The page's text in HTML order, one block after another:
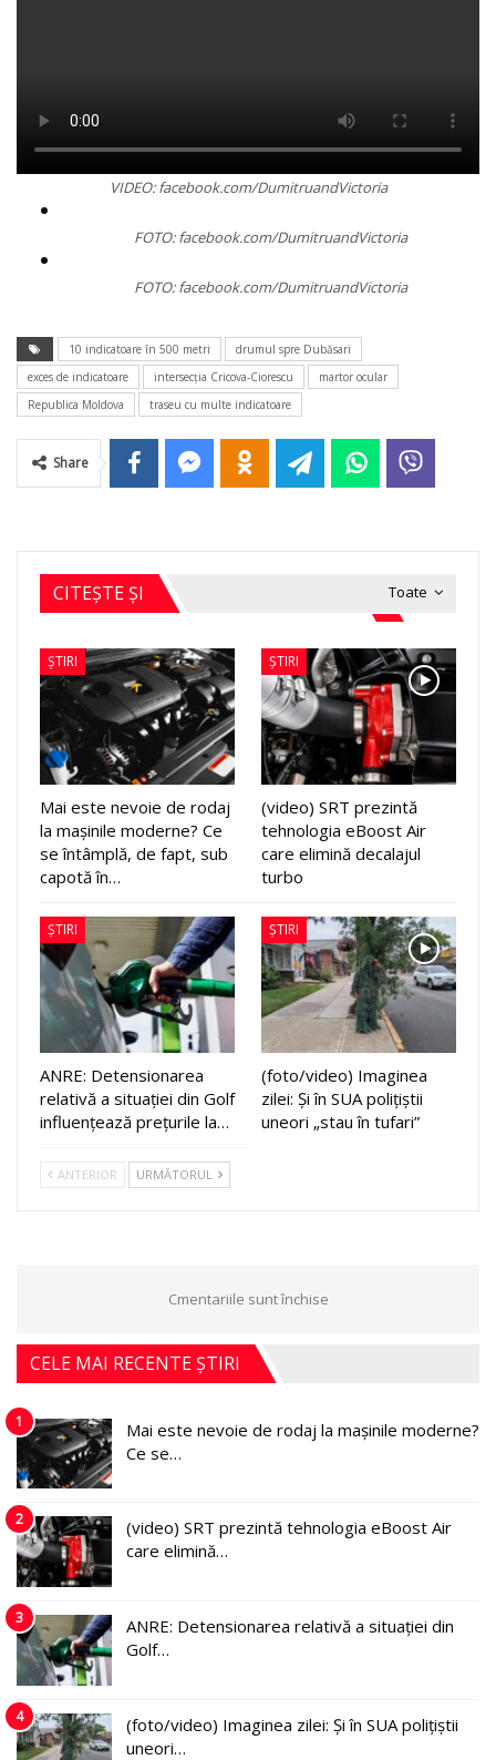
VIDEO: facebook.com/DumitruandVictoria
FOTO: facebook.com/DumitruandVictoria
FOTO: facebook.com/DumitruandVictoria
10 indicatoare în 500 metri
drumul spre Dubăsari
exces de indicatoare
intersecţia Cricova-Ciorescu
martor ocular
Republica Moldova
traseu cu multe indicatoare
Share
Toate
CITEȘTE ȘI
ȘTIRI
Mai este nevoie de rodaj
la mașinile moderne? Ce
se întâmplă, de fapt, sub
capotă în…
ȘTIRI
(video) SRT prezintă
tehnologia eBoost Air
care elimină decalajul
turbo
ȘTIRI
ANRE: Detensionarea
relativă a situației din Golf
influențează prețurile la…
ȘTIRI
(foto/video) Imaginea
zilei: Și în SUA polițiștii
uneori „stau în tufari”
ANTERIOR URMĂTORUL
Cmentariile sunt închise
CELE MAI RECENTE ȘTIRI
1
Mai este nevoie de rodaj la mașinile moderne?
Ce se…
2
(video) SRT prezintă tehnologia eBoost Air
care elimină…
3
ANRE: Detensionarea relativă a situației din
Golf…
4
(foto/video) Imaginea zilei: Și în SUA polițiștii
uneori…